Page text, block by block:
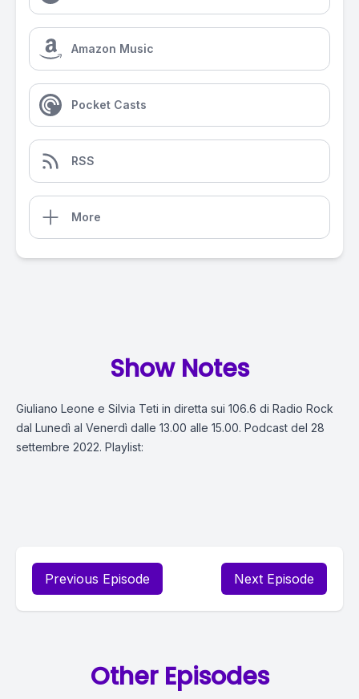
Amazon Music
Pocket Casts
RSS
More
Show Notes
Giuliano Leone e Silvia Teti in diretta sui 106.6 di Radio Rock
dal Lunedì al Venerdì dalle 13.00 alle 15.00. Podcast del 28
settembre 2022. Playlist:
Previous Episode Next Episode
Other Episodes